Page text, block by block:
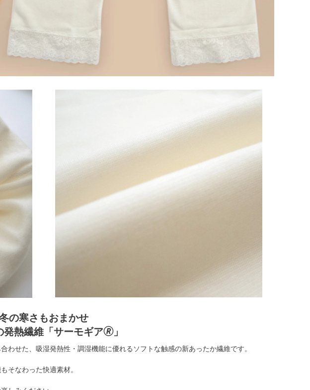
の寒さもおまかせ
発熱繊維「サーモギア🄬」
わせた、吸湿発熱性・調湿機能に優れるソフトな触感の新あったか繊維です。
そなわった快適素材。